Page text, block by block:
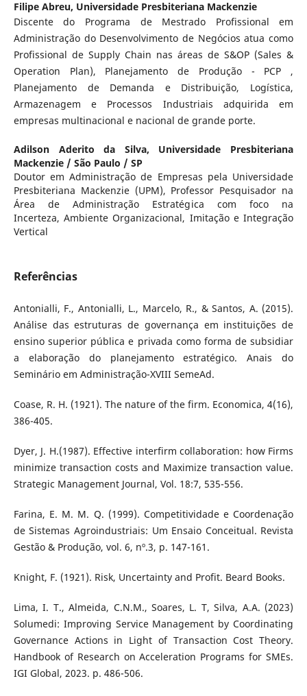
Filipe Abreu, Universidade Presbiteriana Mackenzie
Discente do Programa de Mestrado Profissional em
Administração do Desenvolvimento de Negócios atua como
Profissional de Supply Chain nas áreas de S&OP (Sales &
Operation Plan), Planejamento de Produção - PCP ,
Planejamento de Demanda e Distribuição, Logística,
Armazenagem e Processos Industriais adquirida em
empresas multinacional e nacional de grande porte.
Adilson Aderito da Silva, Universidade Presbiteriana
Mackenzie / São Paulo / SP
Doutor em Administração de Empresas pela Universidade
Presbiteriana Mackenzie (UPM), Professor Pesquisador na
Área de Administração Estratégica com foco na
Incerteza, Ambiente Organizacional, Imitação e Integração
Vertical
Referências
Antonialli, F., Antonialli, L., Marcelo, R., & Santos, A. (2015).
Análise das estruturas de governança em instituições de
ensino superior pública e privada como forma de subsidiar
a elaboração do planejamento estratégico. Anais do
Seminário em Administração-XVIII SemeAd.
Coase, R. H. (1921). The nature of the firm. Economica, 4(16),
386-405.
Dyer, J. H.(1987). Effective interfirm collaboration: how Firms
minimize transaction costs and Maximize transaction value.
Strategic Management Journal, Vol. 18:7, 535-556.
Farina, E. M. M. Q. (1999). Competitividade e Coordenação
de Sistemas Agroindustriais: Um Ensaio Conceitual. Revista
Gestão & Produção, vol. 6, nº.3, p. 147-161.
Knight, F. (1921). Risk, Uncertainty and Profit. Beard Books.
Lima, I. T., Almeida, C.N.M., Soares, L. T, Silva, A.A. (2023)
Solumedi: Improving Service Management by Coordinating
Governance Actions in Light of Transaction Cost Theory.
Handbook of Research on Acceleration Programs for SMEs.
IGI Global, 2023. p. 486-506.